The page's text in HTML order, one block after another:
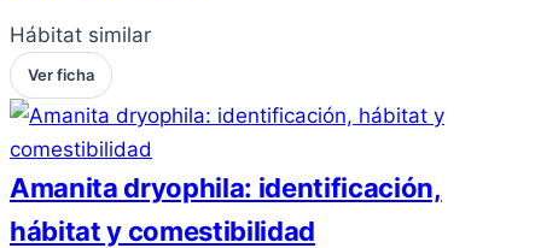
Hábitat similar
Ver ficha
Amanita dryophila: identificación,
hábitat y comestibilidad